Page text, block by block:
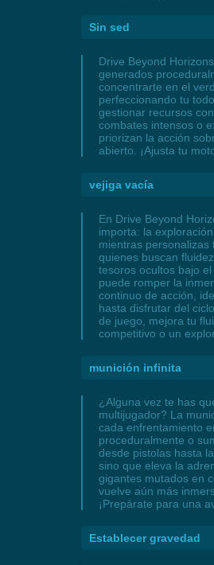
Sin sed
Drive Beyond
generados
concentrarte en el
perfeccionando tu
gestionar recursos
combates intensos o
priorizan la acción
abierto. ¡Ajusta tu
vejiga vacía
En Drive Beyond
importa: la
mientras
quienes buscan
tesoros ocultos bajo
puede romper la
continuo de acción,
hasta disfrutar del
de juego, mejora tu
competitivo o un
munición infinita
¿Alguna vez te has
multijugador? La
cada enfrentamiento
proceduralmente o
desde pistolas hasta
sino que eleva la
gigantes mutados en
vuelve aún más
¡Prepárate para una
Establecer gravedad